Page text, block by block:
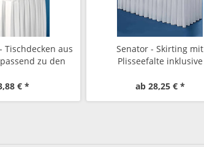
Tischdecken aus
zu den
€ *
Senator - Skirting mit
Plisseefalte inklusive
ab 28,25 € *